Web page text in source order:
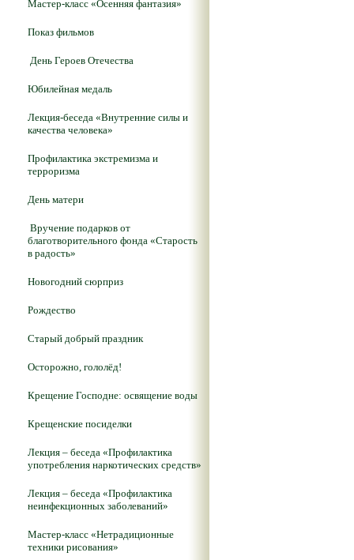
Мастер-класс «Осенняя фантазия»
Показ фильмов
День Героев Отечества
Юбилейная медаль
Лекция-беседа «Внутренние силы и
качества человека»
Профилактика экстремизма и
терроризма
День матери
Вручение подарков от
благотворительного фонда «Старость
в радость»
Новогодний сюрприз
Рождество
Старый добрый праздник
Осторожно, гололёд!
Крещение Господне: освящение воды
Крещенские посиделки
Лекция – беседа «Профилактика
употребления наркотических средств»
Лекция – беседа «Профилактика
неинфекционных заболеваний»
Мастер-класс «Нетрадиционные
техники рисования»